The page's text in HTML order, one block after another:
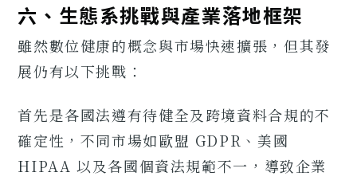
六、生態系挑戰與產業落地框架
雖然數位健康的概念與市場快速擴張，但其發
展仍有以下挑戰：
首先是各國法遵有待健全及跨境資料合規的不
確定性，不同市場如歐盟 GDPR、美國
HIPAA 以及各國個資法規範不一，導致企業